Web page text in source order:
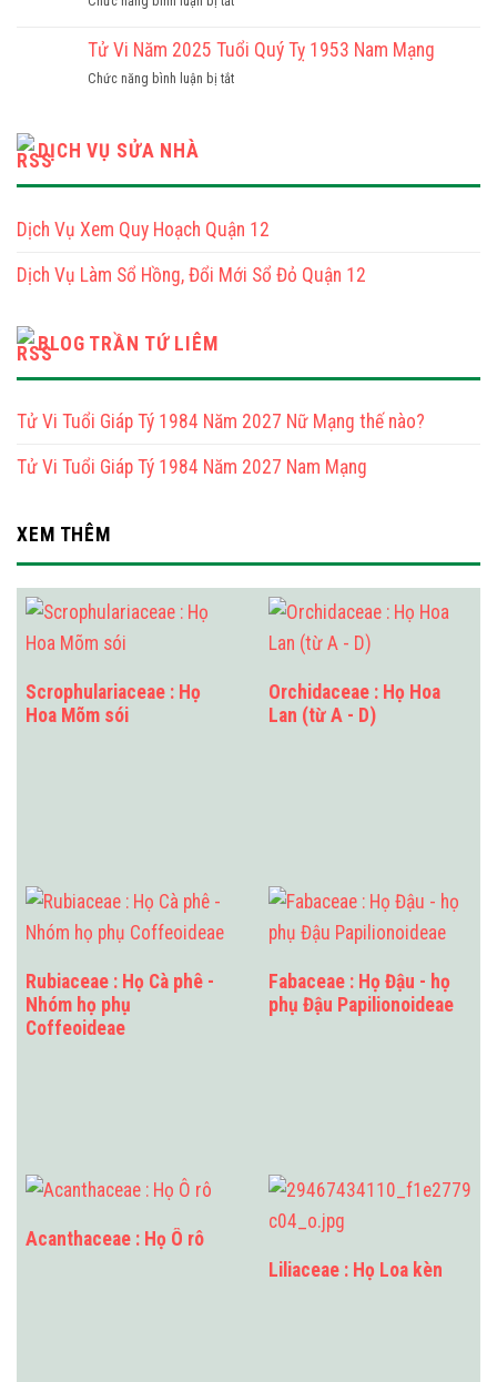
Mạng
2025
Nhâm
Vi
2025
Nữ
Tử Vi Năm 2025 Tuổi Quý Tỵ 1953 Nam Mạng
Chức năng bình luận bị tắtở
Tuổi
Tỵ
Nam
DỊCH VỤ SỬA NHÀ
Dịch Vụ Xem Quy Hoạch Quận 12
Dịch Vụ Làm Sổ Hồng, Đổi Mới Sổ Đỏ Quận 12
BLOG TRẦN TỨ LIÊM
Tử Vi Tuổi Giáp Tý 1984 Năm 2027 Nữ Mạng thế nào?
Tử Vi Tuổi Giáp Tý 1984 Năm 2027 Nam Mạng
XEM THÊM
Scrophulariaceae : Họ
Hoa Mõm sói
Orchidaceae : Họ Hoa
Lan (từ A - D)
Rubiaceae : Họ Cà phê -
Nhóm họ phụ
Coffeoideae
Fabaceae : Họ Đậu - họ
phụ Đậu Papilionoideae
Acanthaceae : Họ Ô rô
Liliaceae : Họ Loa kèn